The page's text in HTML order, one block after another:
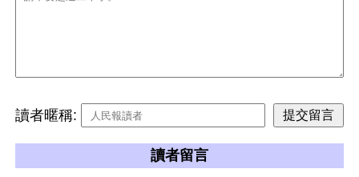
讀者暱稱:
讀者留言